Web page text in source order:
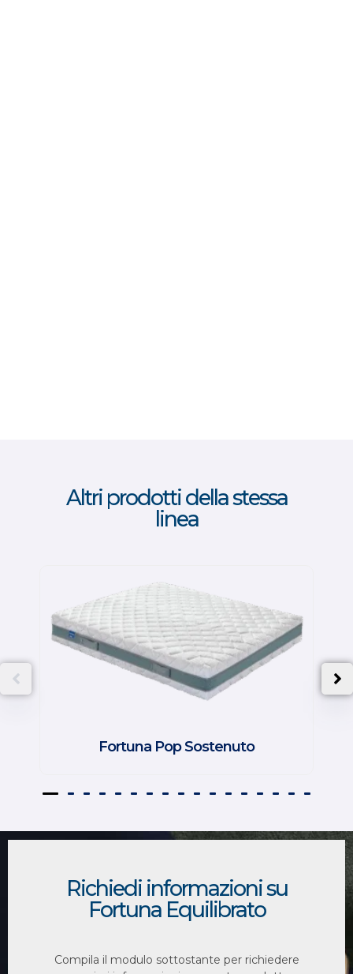
Altri prodotti della stessa
linea
Fortuna Pop Sostenuto
Richiedi informazioni su
Fortuna Equilibrato
Compila il modulo sottostante per richiedere